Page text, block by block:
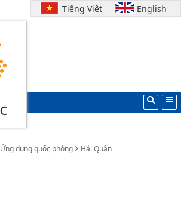
Tiếng Việt English
Ứng dụng quốc phòng Hải Quân